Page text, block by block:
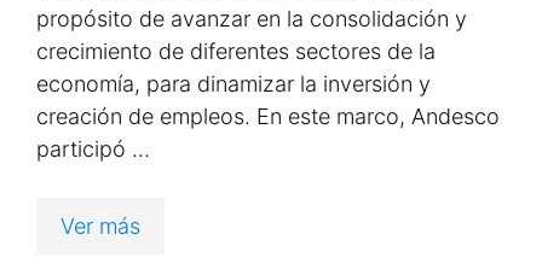
propósito de avanzar en la consolidación y
crecimiento de diferentes sectores de la
economía, para dinamizar la inversión y
creación de empleos. En este marco, Andesco
participó …
Ver más